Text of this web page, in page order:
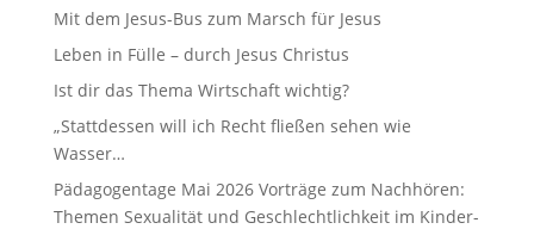
Mit dem Jesus-Bus zum Marsch für Jesus
Leben in Fülle – durch Jesus Christus
Ist dir das Thema Wirtschaft wichtig?
„Stattdessen will ich Recht fließen sehen wie
Wasser…
Pädagogentage Mai 2026 Vorträge zum Nachhören:
Themen Sexualität und Geschlechtlichkeit im Kinder-